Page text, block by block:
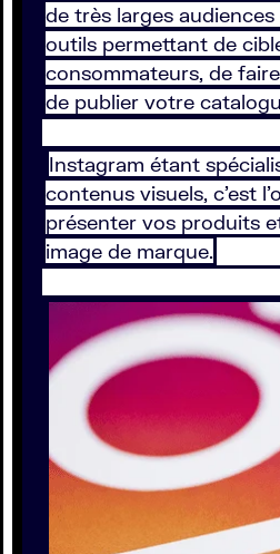
de très larges
outils permettant de
consommateurs, de
de publier votre
Instagram étant
contenus visuels, c’est
présenter vos produits
image de marque.